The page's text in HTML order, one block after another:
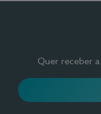
Quer receber